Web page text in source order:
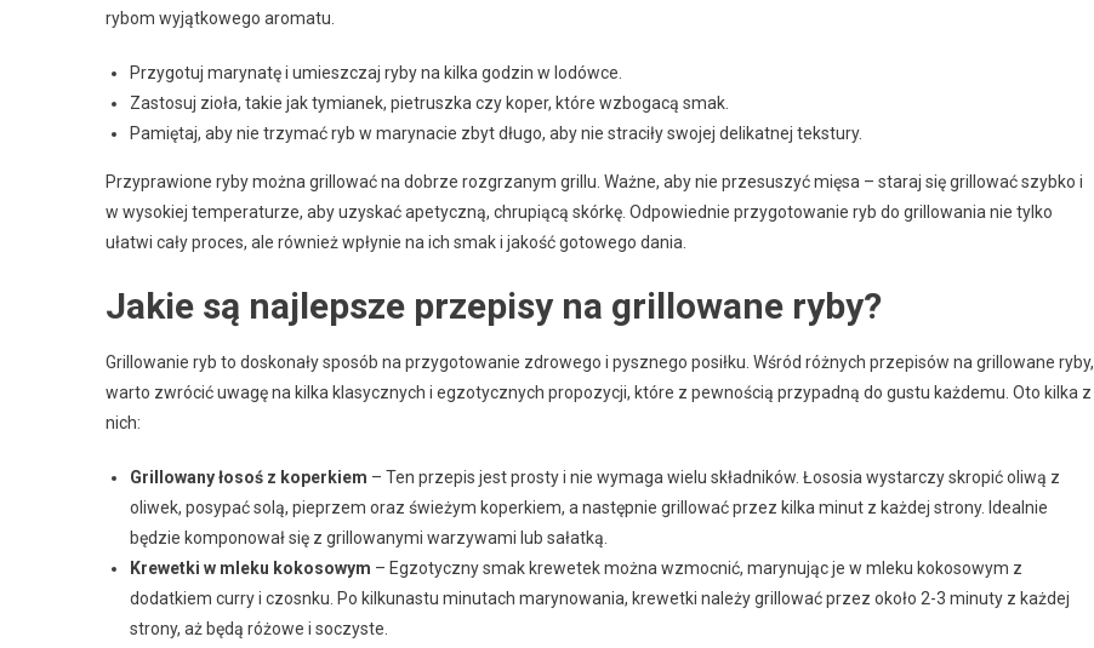
rybom wyjątkowego aromatu.
Przygotuj marynatę i umieszczaj ryby na kilka godzin w lodówce.
Zastosuj zioła, takie jak tymianek, pietruszka czy koper, które wzbogacą smak.
Pamiętaj, aby nie trzymać ryb w marynacie zbyt długo, aby nie straciły swojej delikatnej tekstury.
Przyprawione ryby można grillować na dobrze rozgrzanym grillu. Ważne, aby nie przesuszyć mięsa – staraj się grillować szybko i
w wysokiej temperaturze, aby uzyskać apetyczną, chrupiącą skórkę. Odpowiednie przygotowanie ryb do grillowania nie tylko
ułatwi cały proces, ale również wpłynie na ich smak i jakość gotowego dania.
Jakie są najlepsze przepisy na grillowane ryby?
Grillowanie ryb to doskonały sposób na przygotowanie zdrowego i pysznego posiłku. Wśród różnych przepisów na grillowane ryby,
warto zwrócić uwagę na kilka klasycznych i egzotycznych propozycji, które z pewnością przypadną do gustu każdemu. Oto kilka z
nich:
Grillowany łosoś z koperkiem – Ten przepis jest prosty i nie wymaga wielu składników. Łososia wystarczy skropić oliwą z
oliwek, posypać solą, pieprzem oraz świeżym koperkiem, a następnie grillować przez kilka minut z każdej strony. Idealnie
będzie komponował się z grillowanymi warzywami lub sałatką.
Krewetki w mleku kokosowym – Egzotyczny smak krewetek można wzmocnić, marynując je w mleku kokosowym z
dodatkiem curry i czosnku. Po kilkunastu minutach marynowania, krewetki należy grillować przez około 2-3 minuty z każdej
strony, aż będą różowe i soczyste.